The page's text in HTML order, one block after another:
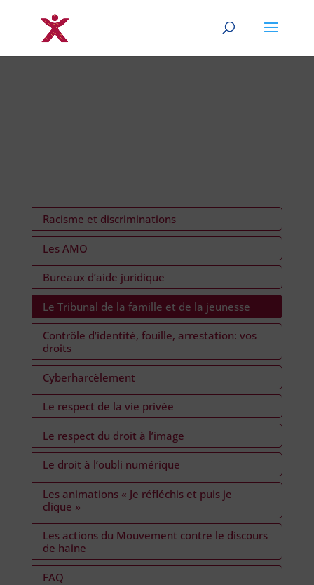
Racisme et discriminations
Les AMO
Bureaux d’aide juridique
Le Tribunal de la famille et de la jeunesse
Contrôle d’identité, fouille, arrestation: vos
droits
Cyberharcèlement
Le respect de la vie privée
Le respect du droit à l’image
Le droit à l’oubli numérique
Les animations « Je réfléchis et puis je
clique »
Les actions du Mouvement contre le discours
de haine
FAQ